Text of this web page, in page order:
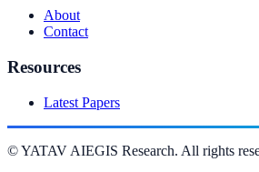
About
Contact
Resources
Latest Papers
©YATAV AIEGIS Research. All rights